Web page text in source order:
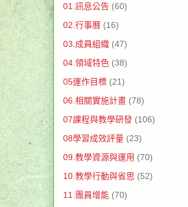
01.訊息公告 (60)
02.行事曆 (16)
03.成員組織 (47)
04.領域特色 (38)
05運作目標 (21)
06.相關實施計畫 (78)
07課程與教學研發 (106)
08學習成效評量 (23)
09.教學資源與運用 (70)
10.教學行動與省思 (52)
11.團員增能 (70)